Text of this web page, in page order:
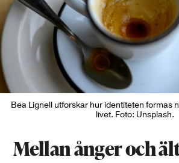
Bea Lignell utforskar hur identiteten formas
livet. Foto: Unsplash.
Mellan ånger och